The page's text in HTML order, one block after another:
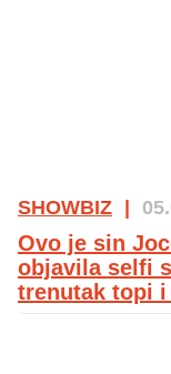
SHOWBIZ
Ovo je sin
objavila selfi
trenutak topi i